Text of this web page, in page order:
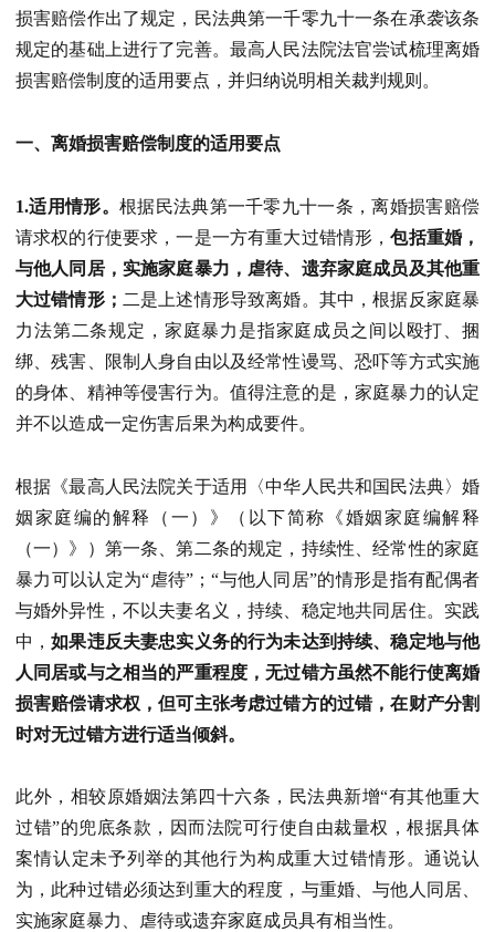
损害赔偿作出了规定，民法典第一千零九十一条在承袭该条
规定的基础上进行了完善。最高人民法院法官尝试梳理离婚
损害赔偿制度的适用要点，并归纳说明相关裁判规则。
一、离婚损害赔偿制度的适用要点
1.适用情形。 根据民法典第一千零九十一条，离婚损害赔偿
请求权的行使要求，一是一方有重大过错情形，包括重婚，
与他人同居，实施家庭暴力，虐待、遗弃家庭成员及其他重
大过错情形； 二是上述情形导致离婚。其中，根据反家庭暴
力法第二条规定，家庭暴力是指家庭成员之间以殴打、捆
绑、残害、限制人身自由以及经常性谩骂、恐吓等方式实施
的身体、精神等侵害行为。值得注意的是，家庭暴力的认定
并不以造成一定伤害后果为构成要件。
根据《最高人民法院关于适用〈中华人民共和国民法典〉婚
姻家庭编的解释（一）》（以下简称《婚姻家庭编解释
（一）》）第一条、第二条的规定，持续性、经常性的家庭
暴力可以认定为“虐待”；“与他人同居”的情形是指有配偶者
与婚外异性，不以夫妻名义，持续、稳定地共同居住。实践
中，如果违反夫妻忠实义务的行为未达到持续、稳定地与他
人同居或与之相当的严重程度，无过错方虽然不能行使离婚
损害赔偿请求权，但可主张考虑过错方的过错，在财产分割
时对无过错方进行适当倾斜。
此外，相较原婚姻法第四十六条，民法典新增“有其他重大
过错”的兜底条款，因而法院可行使自由裁量权，根据具体
案情认定未予列举的其他行为构成重大过错情形。通说认
为，此种过错必须达到重大的程度，与重婚、与他人同居、
实施家庭暴力、虐待或遗弃家庭成员具有相当性。